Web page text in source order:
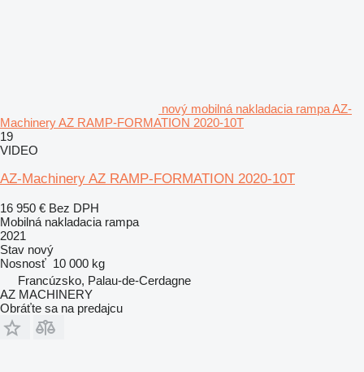
nový mobilná nakladacia rampa AZ-
Machinery AZ RAMP-FORMATION 2020-10T
19
VIDEO
AZ-Machinery AZ RAMP-FORMATION 2020-10T
16 950 € Bez DPH
Mobilná nakladacia rampa
2021
Stav nový
Nosnosť 10 000 kg
Francúzsko, Palau-de-Cerdagne
AZ MACHINERY
Obráťte sa na predajcu